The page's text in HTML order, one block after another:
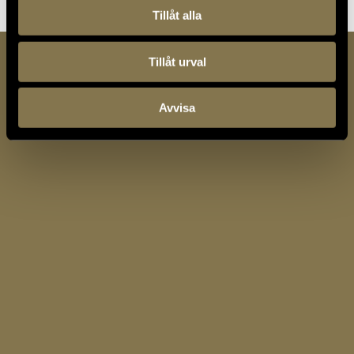
Tillåt alla
Tillåt urval
Avvisa